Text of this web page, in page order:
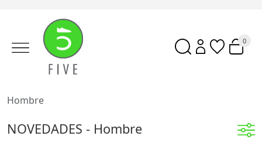
0
Hombre
NOVEDADES - Hombre